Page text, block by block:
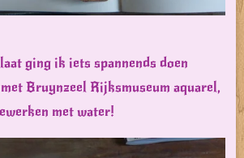
ging ik iets spannends doen
Bruynzeel Rijksmuseum aquarel,
met water!